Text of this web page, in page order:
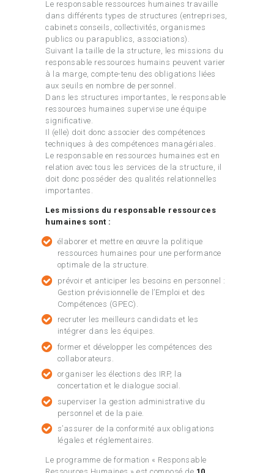
Le responsable ressources humaines travaille
dans différents types de structures (entreprises,
cabinets conseils, collectivités, organismes
publics ou parapublics, associations).
Suivant la taille de la structure, les missions du
responsable ressources humains peuvent varier
à la marge, compte-tenu des obligations liées
aux seuils en nombre de personnel.
Dans les structures importantes, le responsable
ressources humaines supervise une équipe
significative.
Il (elle) doit donc associer des compétences
techniques à des compétences managériales.
Le responsable en ressources humaines est en
relation avec tous les services de la structure, il
doit donc posséder des qualités relationnelles
importantes.
Les missions du responsable ressources
humaines sont :
élaborer et mettre en œuvre la politique
ressources humaines pour une performance
optimale de la structure.
prévoir et anticiper les besoins en personnel :
Gestion prévisionnelle de l’Emploi et des
Compétences (GPEC).
recruter les meilleurs candidats et les
intégrer dans les équipes.
former et développer les compétences des
collaborateurs.
organiser les élections des IRP, la
concertation et le dialogue social.
superviser la gestion administrative du
personnel et de la paie.
s’assurer de la conformité aux obligations
légales et réglementaires.
Le programme de formation « Responsable